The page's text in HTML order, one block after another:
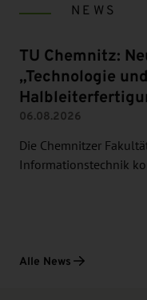
NEWS
TU Chemnitz:
„Technologie
06.08.2026
Die Chemnitzer
Informationstechnik
Alle News